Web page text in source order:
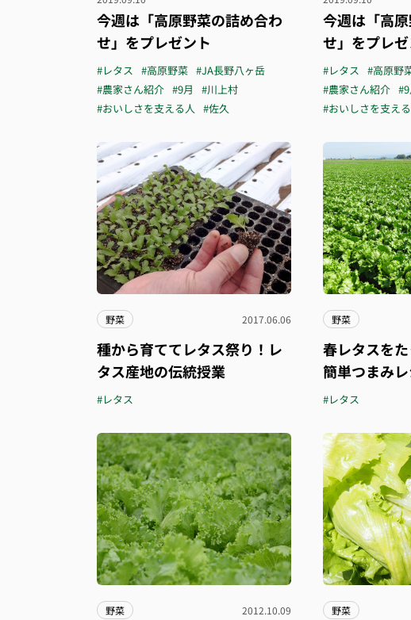
今週は「高原野菜の詰め合わ
せ」をプレゼント
#レタス #高原野菜 #JA長野八ヶ岳
#農家さん紹介 #9月
#川上村
#おいしさを支える人 #佐久
今週は「高
せ」をプレ
#レタス #高原野
#農家さん紹介
#おいしさを支え
野菜 2017.06.06
種から育ててレタス祭り！レ
タス産地の伝統授業
#レタス
野菜
春レタスを
簡単つまみ
#レタス
野菜 2012.10.09 野菜